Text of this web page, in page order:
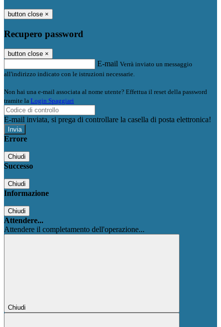
button close ×
Recupero password
button close ×
E-mail Verrà inviato un messaggio
all'indirizzo indicato con le istruzioni necessarie.
Non hai una e-mail associata al nome utente? Effettua il reset della password
tramite la Login Spaggiari
E-mail inviata, si prega di controllare la casella di posta elettronica!
Errore
Chiudi
Successo
Chiudi
Informazione
Chiudi
Attendere...
Attendere il completamento dell'operazione...
Chiudi